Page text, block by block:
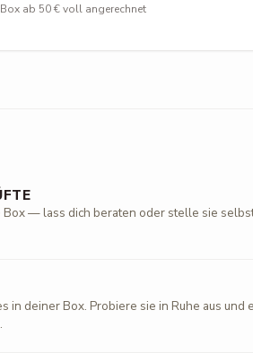
ab 50 € voll angerechnet
— lass dich beraten oder stelle sie
in deiner Box. Probiere sie in Ruhe aus und